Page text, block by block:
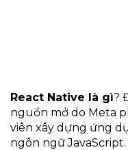
React Native là gì?
nguồn mở do Meta
viên xây dựng ứng
ngôn ngữ